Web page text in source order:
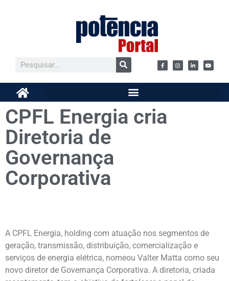
CPFL Energia cria
Diretoria de
Governança
Corporativa
A CPFL Energia, holding com atuação nos segmentos de
geração, transmissão, distribuição, comercialização e
serviços de energia elétrica, nomeou Valter Matta como seu
novo diretor de Governança Corporativa. A diretoria, criada